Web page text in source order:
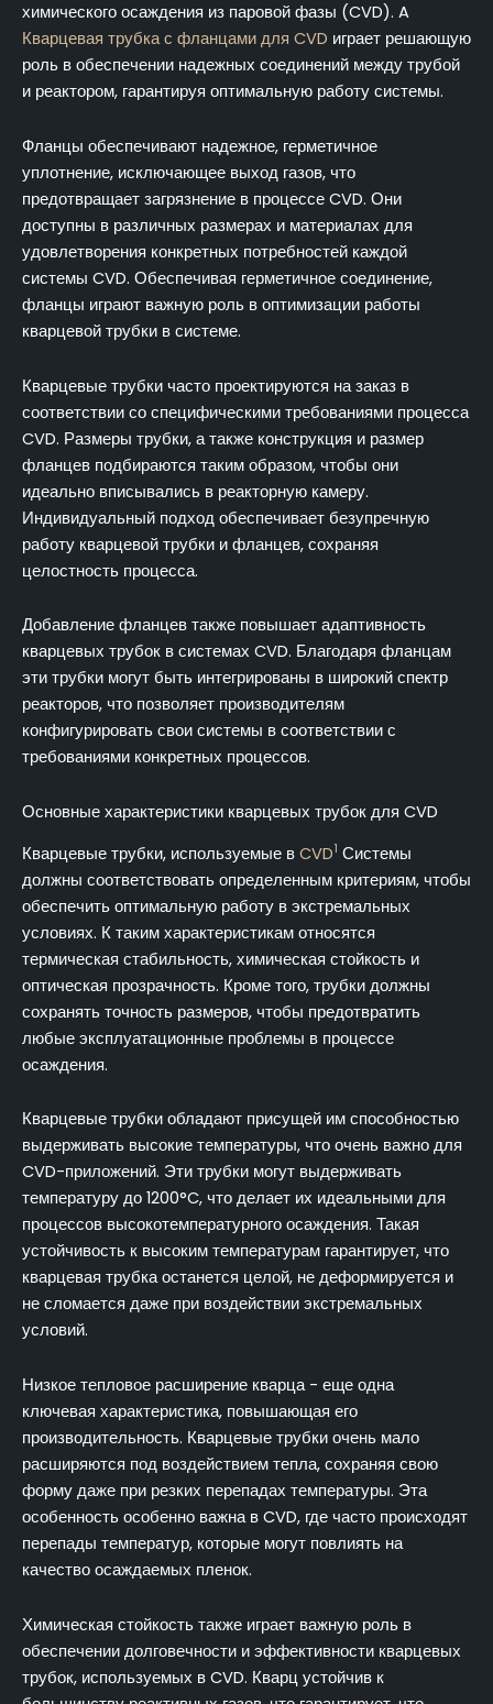
химического осаждения из паровой фазы (CVD). A
Кварцевая трубка с фланцами для CVD играет решающую
роль в обеспечении надежных соединений между трубой
и реактором, гарантируя оптимальную работу системы.
Фланцы обеспечивают надежное, герметичное
уплотнение, исключающее выход газов, что
предотвращает загрязнение в процессе CVD. Они
доступны в различных размерах и материалах для
удовлетворения конкретных потребностей каждой
системы CVD. Обеспечивая герметичное соединение,
фланцы играют важную роль в оптимизации работы
кварцевой трубки в системе.
Кварцевые трубки часто проектируются на заказ в
соответствии со специфическими требованиями процесса
CVD. Размеры трубки, а также конструкция и размер
фланцев подбираются таким образом, чтобы они
идеально вписывались в реакторную камеру.
Индивидуальный подход обеспечивает безупречную
работу кварцевой трубки и фланцев, сохраняя
целостность процесса.
Добавление фланцев также повышает адаптивность
кварцевых трубок в системах CVD. Благодаря фланцам
эти трубки могут быть интегрированы в широкий спектр
реакторов, что позволяет производителям
конфигурировать свои системы в соответствии с
требованиями конкретных процессов.
Основные характеристики кварцевых трубок для CVD
Кварцевые трубки, используемые в CVD1 Системы
должны соответствовать определенным критериям, чтобы
обеспечить оптимальную работу в экстремальных
условиях. К таким характеристикам относятся
термическая стабильность, химическая стойкость и
оптическая прозрачность. Кроме того, трубки должны
сохранять точность размеров, чтобы предотвратить
любые эксплуатационные проблемы в процессе
осаждения.
Кварцевые трубки обладают присущей им способностью
выдерживать высокие температуры, что очень важно для
CVD-приложений. Эти трубки могут выдерживать
температуру до 1200°C, что делает их идеальными для
процессов высокотемпературного осаждения. Такая
устойчивость к высоким температурам гарантирует, что
кварцевая трубка останется целой, не деформируется и
не сломается даже при воздействии экстремальных
условий.
Низкое тепловое расширение кварца - еще одна
ключевая характеристика, повышающая его
производительность. Кварцевые трубки очень мало
расширяются под воздействием тепла, сохраняя свою
форму даже при резких перепадах температуры. Эта
особенность особенно важна в CVD, где часто происходят
перепады температур, которые могут повлиять на
качество осаждаемых пленок.
Химическая стойкость также играет важную роль в
обеспечении долговечности и эффективности кварцевых
трубок, используемых в CVD. Кварц устойчив к